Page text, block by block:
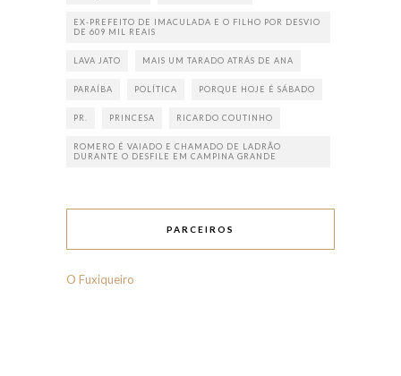
EX-PREFEITO DE IMACULADA E O FILHO POR DESVIO
DE 609 MIL REAIS
LAVA JATO MAIS UM TARADO ATRÁS DE ANA
PARAÍBA POLÍTICA PORQUE HOJE É SÁBADO
PR. PRINCESA RICARDO COUTINHO
ROMERO É VAIADO E CHAMADO DE LADRÃO
DURANTE O DESFILE EM CAMPINA GRANDE
PARCEIROS
O Fuxiqueiro